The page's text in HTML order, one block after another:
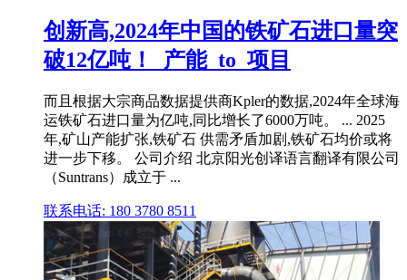
创新高,2024年中国的铁矿石进口量突
破12亿吨！_产能_to_项目
而且根据大宗商品数据提供商Kpler的数据,2024年全球海
运铁矿石进口量为亿吨,同比增长了6000万吨。 ... 2025
年,矿山产能扩张,铁矿石 供需矛盾加剧,铁矿石均价或将
进一步下移。 公司介绍 北京阳光创译语言翻译有限公司
（Suntrans）成立于 ...
联系电话: 180 3780 8511